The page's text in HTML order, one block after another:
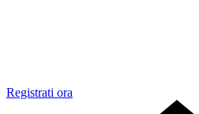
Registrati ora